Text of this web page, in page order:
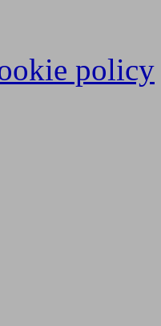
policy